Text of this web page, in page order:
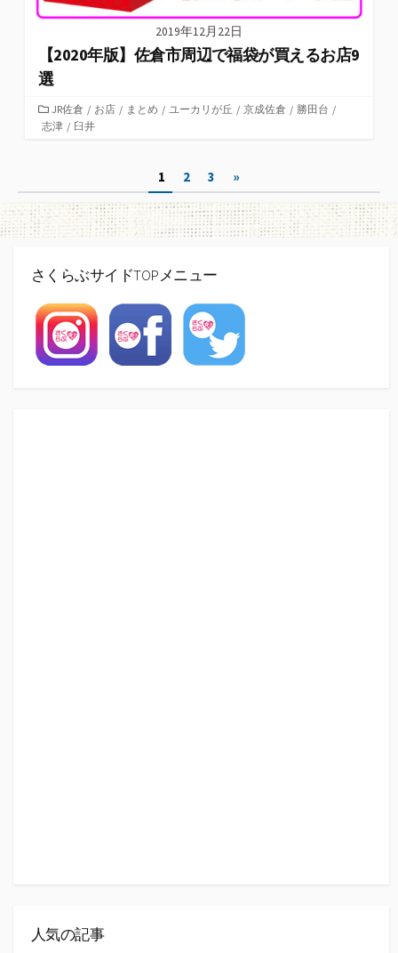
2019年12月22日
【2020年版】佐倉市周辺で福袋が買えるお店9
選
カ
テ
JR佐倉 / お店 / まとめ / ユーカリが丘 / 京成佐倉 / 勝田台 /
志津 / 臼井
稿
ナ
ビ
ー
シ
1 2 3 »
さくらぶサイドTOPメニュー
人気の記事